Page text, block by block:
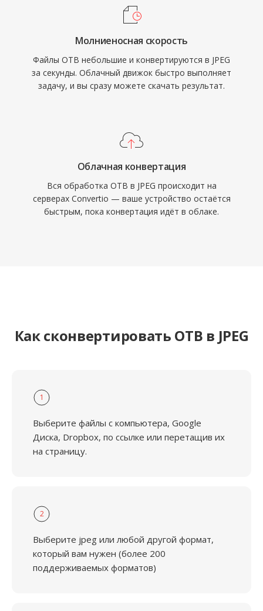
Молниеносная скорость
Файлы OTB небольшие и конвертируются в JPEG
за секунды. Облачный движок быстро выполняет
задачу, и вы сразу можете скачать результат.
Облачная конвертация
Вся обработка OTB в JPEG происходит на
серверах Convertio — ваше устройство остаётся
быстрым, пока конвертация идёт в облаке.
Как сконвертировать OTB в JPEG
1
Выберите файлы с компьютера, Google
Диска, Dropbox, по ссылке или перетащив их
на страницу.
2
Выберите jpeg или любой другой формат,
который вам нужен (более 200
поддерживаемых форматов)